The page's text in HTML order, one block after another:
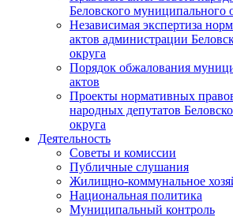
Беловского муниципального
Независимая экспертиза
актов администрации
округа
Порядок обжалования
актов
Проекты нормативных
народных депутатов
округа
Деятельность
Советы и комиссии
Публичные слушания
Жилищно-коммунальное
Национальная политика
Муниципальный контроль